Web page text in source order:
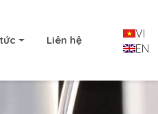
Liên hệ
VI
EN